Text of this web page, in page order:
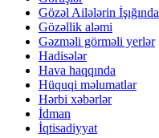
Gözəl Ailələrin İşığında
Gözəllik aləmi
Gəzməli görməli yerlər
Hadisələr
Hava haqqında
Hüquqi məlumatlar
Hərbi xəbərlər
İdman
İqtisadiyyat